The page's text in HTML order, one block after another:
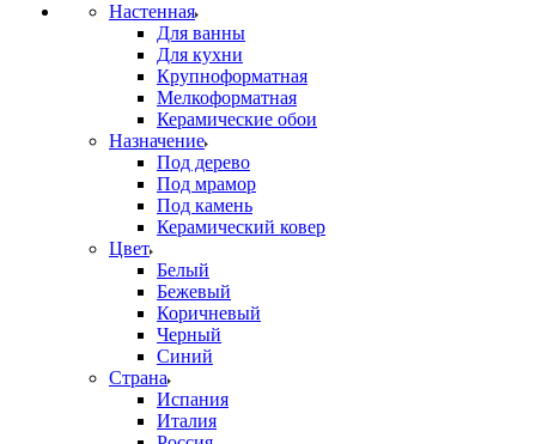
Настенная
Для ванны
Для кухни
Крупноформатная
Мелкоформатная
Керамические обои
Назначение
Под дерево
Под мрамор
Под камень
Керамический ковер
Цвет
Белый
Бежевый
Коричневый
Черный
Синий
Страна
Испания
Италия